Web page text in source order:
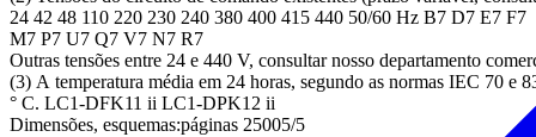
24 42 48 110 220 230 240 380 400 415 440 50/60 Hz B7 D7 E7 F7
M7 P7 U7 Q7 V7 N7 R7
Outras tensões entre 24 e 440 V, consultar nosso departamento
(3) A temperatura média em 24 horas, segundo as normas IEC 70 e
° C. LC1-DFK11 ii LC1-DPK12 ii
Dimensões, esquemas:páginas 25005/5